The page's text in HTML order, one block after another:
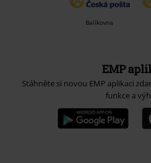
Balíkovna
EMP
Stáhněte si novou EMP aplikaci
funkce a